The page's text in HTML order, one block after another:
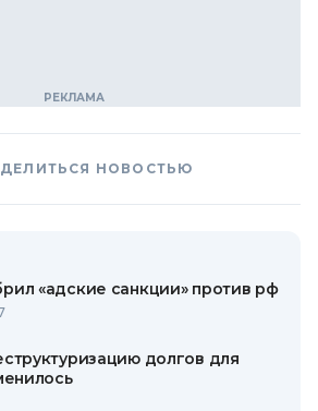
НОВОСТЬЮ
«адские санкции» против рф
долгов для